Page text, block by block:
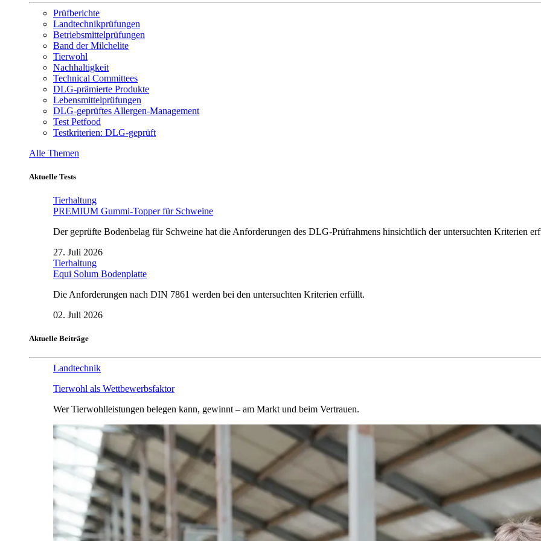
Prüfberichte
Landtechnikprüfungen
Betriebsmittelprüfungen
Band der Milchelite
Tierwohl
Nachhaltigkeit
Technical Committees
DLG-prämierte Produkte
Lebensmittelprüfungen
DLG-geprüftes Allergen-Management
Test Petfood
Testkriterien: DLG-geprüft
Alle Themen
Aktuelle Tests
Tierhaltung
PREMIUM Gummi-Topper für Schweine
Der geprüfte Bodenbelag für Schweine hat die Anforderungen des DLG-Prüfrahmens hinsichtlich der untersuchten Kriterien
27. Juli 2026
Tierhaltung
Equi Solum Bodenplatte
Die Anforderungen nach DIN 7861 werden bei den untersuchten Kriterien erfüllt.
02. Juli 2026
Aktuelle Beiträge
Landtechnik
Tierwohl als Wettbewerbsfaktor
Wer Tierwohlleistungen belegen kann, gewinnt – am Markt und beim Vertrauen.